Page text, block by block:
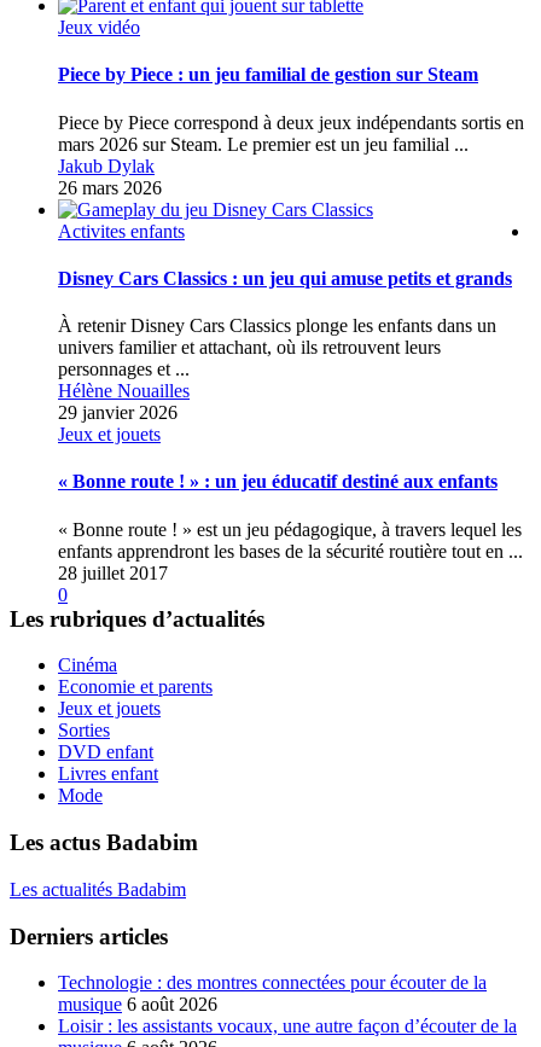
Jeux vidéo
Piece by Piece : un jeu familial de gestion sur Steam
Piece by Piece correspond à deux jeux indépendants sortis en
mars 2026 sur Steam. Le premier est un jeu familial ...
Jakub Dylak
26 mars 2026
Activites enfants
Disney Cars Classics : un jeu qui amuse petits et grands
À retenir Disney Cars Classics plonge les enfants dans un
univers familier et attachant, où ils retrouvent leurs
personnages et ...
Hélène Nouailles
29 janvier 2026
Jeux et jouets
« Bonne route ! » : un jeu éducatif destiné aux enfants
« Bonne route ! » est un jeu pédagogique, à travers lequel les
enfants apprendront les bases de la sécurité routière tout en ...
28 juillet 2017
0
Les rubriques d’actualités
Cinéma
Economie et parents
Jeux et jouets
Sorties
DVD enfant
Livres enfant
Mode
Les actus Badabim
Les actualités Badabim
Derniers articles
Technologie : des montres connectées pour écouter de la
musique 6 août 2026
Loisir : les assistants vocaux, une autre façon d’écouter de la